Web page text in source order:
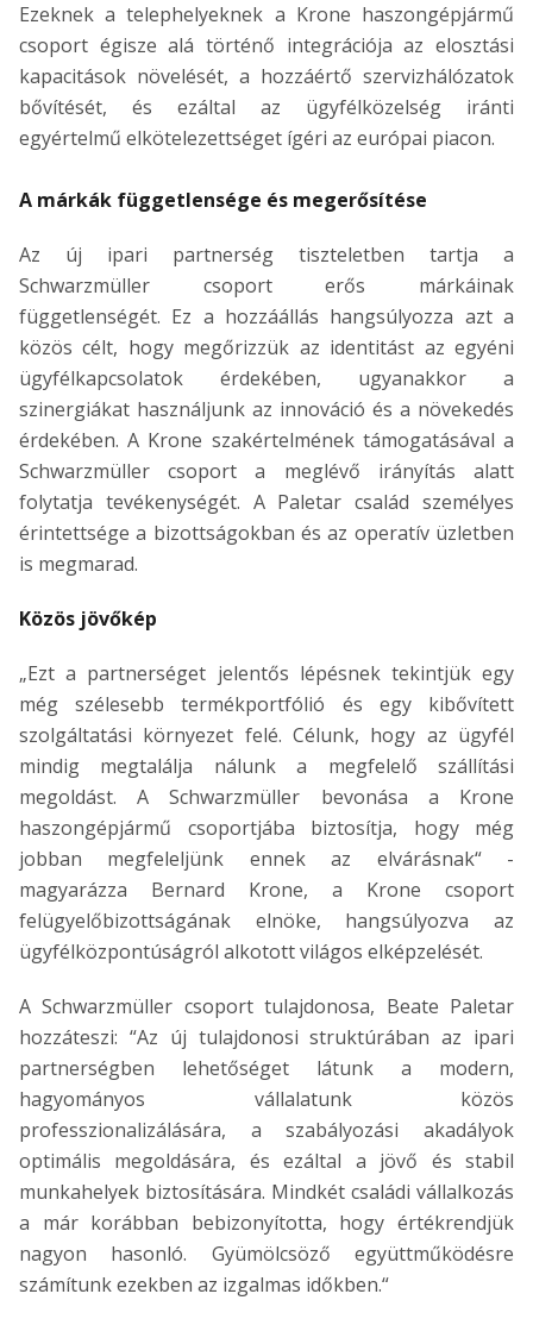
Ezeknek a telephelyeknek a Krone haszongépjármű
csoport égisze alá történő integrációja az elosztási
kapacitások növelését, a hozzáértő szervizhálózatok
bővítését, és ezáltal az ügyfélközelség iránti
egyértelmű elkötelezettséget ígéri az európai piacon.
A márkák függetlensége és megerősítése
Az új ipari partnerség tiszteletben tartja a
Schwarzmüller csoport erős márkáinak
függetlenségét. Ez a hozzáállás hangsúlyozza azt a
közös célt, hogy megőrizzük az identitást az egyéni
ügyfélkapcsolatok érdekében, ugyanakkor a
szinergiákat használjunk az innováció és a növekedés
érdekében. A Krone szakértelmének támogatásával a
Schwarzmüller csoport a meglévő irányítás alatt
folytatja tevékenységét. A Paletar család személyes
érintettsége a bizottságokban és az operatív üzletben
is megmarad.
Közös jövőkép
„Ezt a partnerséget jelentős lépésnek tekintjük egy
még szélesebb termékportfólió és egy kibővített
szolgáltatási környezet felé. Célunk, hogy az ügyfél
mindig megtalálja nálunk a megfelelő szállítási
megoldást. A Schwarzmüller bevonása a Krone
haszongépjármű csoportjába biztosítja, hogy még
jobban megfeleljünk ennek az elvárásnak“ -
magyarázza Bernard Krone, a Krone csoport
felügyelőbizottságának elnöke, hangsúlyozva az
ügyfélközpontúságról alkotott világos elképzelését.
A Schwarzmüller csoport tulajdonosa, Beate Paletar
hozzáteszi: “Az új tulajdonosi struktúrában az ipari
partnerségben lehetőséget látunk a modern,
hagyományos vállalatunk közös
professzionalizálására, a szabályozási akadályok
optimális megoldására, és ezáltal a jövő és stabil
munkahelyek biztosítására. Mindkét családi vállalkozás
a már korábban bebizonyította, hogy értékrendjük
nagyon hasonló. Gyümölcsöző együttműködésre
számítunk ezekben az izgalmas időkben.“